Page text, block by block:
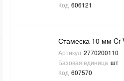
Код 606121
Стамеска 10 мм
Артикул 2770200110
Базовая единица шт
Код 607570